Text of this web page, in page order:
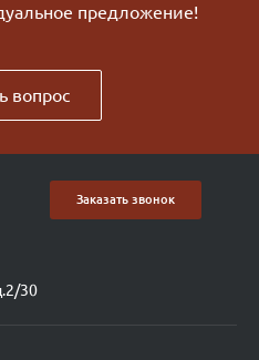
предложение!
вопрос
Заказать звонок
30